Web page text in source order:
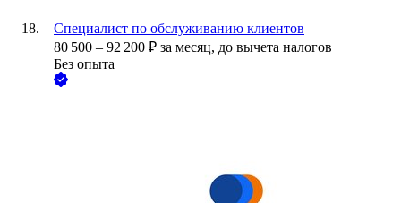
Специалист по обслуживанию клиентов
80 500 – 92 200 ₽ за месяц, до вычета налогов
Без опыта